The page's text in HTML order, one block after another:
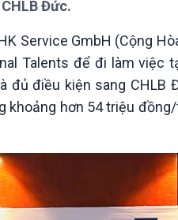
Chát với người nổi tiếng
Đức.
Service GmbH (Cộng
Talents để đi làm việc
đủ điều kiện sang
hơn 54 triệu